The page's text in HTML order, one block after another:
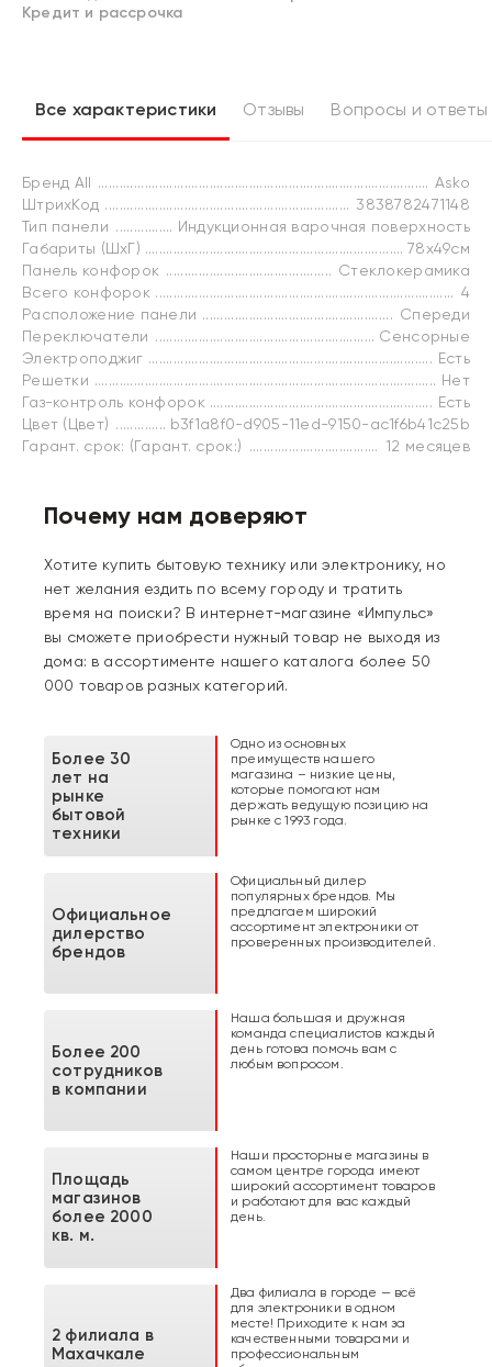
Кредит и рассрочка
Все характеристики Отзывы Вопросы и ответы
Бренд All
Asko
ШтрихКод
3838782471148
Тип панели
Индукционная варочная поверхность
Габариты (ШхГ)
78х49см
Панель конфорок
Стеклокерамика
Всего конфорок
4
Расположение панели
Спереди
Переключатели
Сенсорные
Электроподжиг
Есть
Решетки
Нет
Газ-контроль конфорок
Есть
Цвет (Цвет)
b3f1a8f0-d905-11ed-9150-ac1f6b41c25b
Гарант. срок: (Гарант. срок:)
12 месяцев
Почему нам доверяют
Хотите купить бытовую технику или электронику, но
нет желания ездить по всему городу и тратить
время на поиски? В интернет-магазине «Импульс»
вы сможете приобрести нужный товар не выходя из
дома: в ассортименте нашего каталога более 50
000 товаров разных категорий.
Более 30
лет на
рынке
бытовой
техники
Одно из основных
преимуществ нашего
магазина – низкие цены,
которые помогают нам
держать ведущую позицию на
рынке с 1993 года.
Официальное
дилерство
брендов
Официальный дилер
популярных брендов. Мы
предлагаем широкий
ассортимент электроники от
проверенных производителей.
Более 200
сотрудников
в компании
Наша большая и дружная
команда специалистов каждый
день готова помочь вам с
любым вопросом.
Площадь
магазинов
более 2000
кв. м.
Наши просторные магазины в
самом центре города имеют
широкий ассортимент товаров
и работают для вас каждый
день.
2 филиала в
Махачкале
Два филиала в городе — всё
для электроники в одном
месте! Приходите к нам за
качественными товарами и
профессиональным